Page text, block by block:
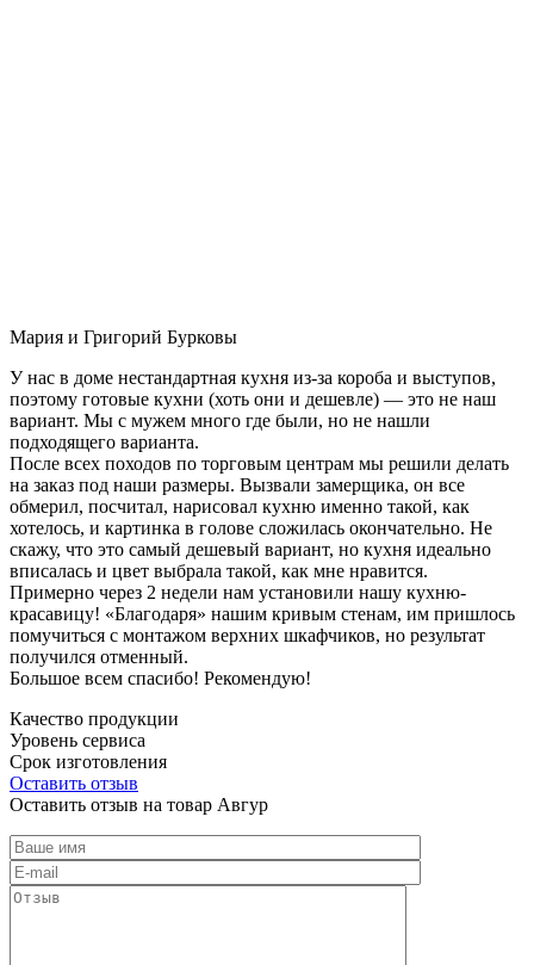
Мария и Григорий Бурковы
У нас в доме нестандартная кухня из-за короба и выступов,
поэтому готовые кухни (хоть они и дешевле) — это не наш
вариант. Мы с мужем много где были, но не нашли
подходящего варианта.
После всех походов по торговым центрам мы решили делать
на заказ под наши размеры. Вызвали замерщика, он все
обмерил, посчитал, нарисовал кухню именно такой, как
хотелось, и картинка в голове сложилась окончательно. Не
скажу, что это самый дешевый вариант, но кухня идеально
вписалась и цвет выбрала такой, как мне нравится.
Примерно через 2 недели нам установили нашу кухню-
красавицу! «Благодаря» нашим кривым стенам, им пришлось
помучиться с монтажом верхних шкафчиков, но результат
получился отменный.
Большое всем спасибо! Рекомендую!
Качество продукции
Уровень сервиса
Срок изготовления
Оставить отзыв
Оставить отзыв на товар Авгур